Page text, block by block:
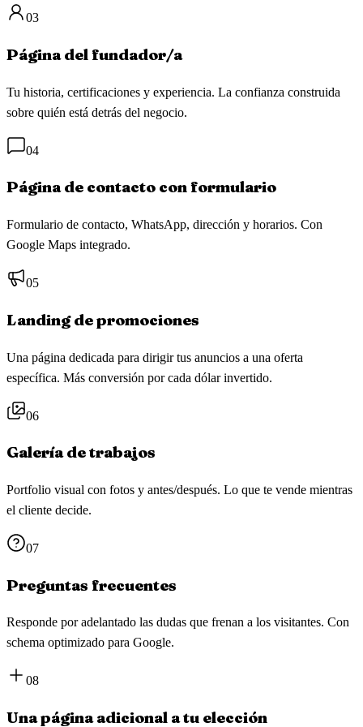
03
Página del fundador/a
Tu historia, certificaciones y experiencia. La confianza construida
sobre quién está detrás del negocio.
04
Página de contacto con formulario
Formulario de contacto, WhatsApp, dirección y horarios. Con
Google Maps integrado.
05
Landing de promociones
Una página dedicada para dirigir tus anuncios a una oferta
específica. Más conversión por cada dólar invertido.
06
Galería de trabajos
Portfolio visual con fotos y antes/después. Lo que te vende mientras
el cliente decide.
07
Preguntas frecuentes
Responde por adelantado las dudas que frenan a los visitantes. Con
schema optimizado para Google.
08
Una página adicional a tu elección